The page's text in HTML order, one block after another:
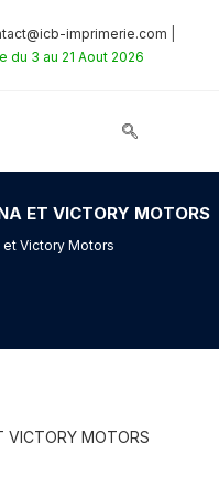
imprimerie.com
du 3 au 21 Aout 2026
ET VICTORY MOTORS
Victory Motors
VICTORY MOTORS